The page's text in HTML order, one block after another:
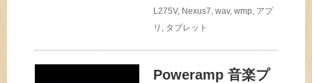
L275V, Nexus7, wav, wmp, アプ
リ , タブレット
Poweramp 音楽プ